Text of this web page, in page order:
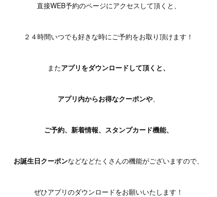
直接WEB予約のページにアクセスして頂くと、
２４時間いつでも好きな時にご予約をお取り頂けます！
またアプリをダウンロードして頂くと、
アプリ内からお得なクーポンや、
ご予約、新着情報、スタンプカード機能、
お誕生日クーポンなどなどたくさんの機能がございますので、
ぜひアプリのダウンロードをお願いいたします！